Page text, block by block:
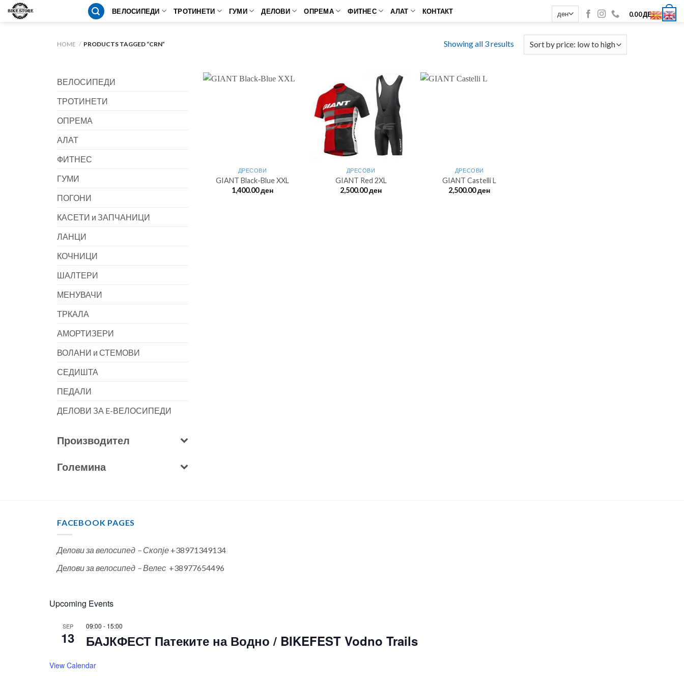
Skip
ВЕЛОСИПЕДИ ТРОТИНЕТИ ГУМИ ДЕЛОВИ ОПРЕМА ФИТНЕС АЛАТ КОНТАКТ 0.00ДЕН 0
HOME / PRODUCTS TAGGED “CRN” Showing all 3 results
ВЕЛОСИПЕДИ
ТРОТИНЕТИ
ОПРЕМА
АЛАТ
ФИТНЕС
ГУМИ
ПОГОНИ
КАСЕТИ и ЗАПЧАНИЦИ
ЛАНЦИ
КОЧНИЦИ
ШАЛТЕРИ
МЕНУВАЧИ
ТРКАЛА
АМОРТИЗЕРИ
ВОЛАНИ и СТЕМОВИ
СЕДИШТА
ПЕДАЛИ
ДЕЛОВИ ЗА E-ВЕЛОСИПЕДИ
Производител
Големина
ДРЕСОВИ
GIANT Black-Blue XXL
1,400.00ден
ДРЕСОВИ
GIANT Red 2XL
2,500.00ден
ДРЕСОВИ
GIANT Castelli L
2,500.00ден
FACEBOOK PAGES
Делови за велосипед – Скопје +38971349134
Делови за велосипед – Велес +38977654496
Upcoming Events
SEP
13
09:00 - 15:00
БАЈКФЕСТ Патеките на Водно / BIKEFEST Vodno Trails
View Calendar